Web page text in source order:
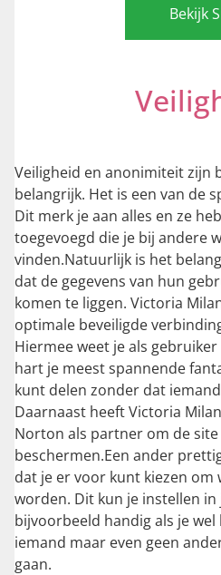
Bekijk
Veiligheid en anonimiteit zijn
belangrijk. Het is een van de
Dit merk je aan alles en ze
toegevoegd die je bij andere
vinden.Natuurlijk is het
dat de gegevens van hun
komen te liggen. Victoria
optimale beveiligde
Hiermee weet je als
hart je meest spannende
kunt delen zonder dat
Daarnaast heeft Victoria
Norton als partner om de
beschermen.Een ander
dat je er voor kunt kiezen om
worden. Dit kun je instellen in
bijvoorbeeld handig als je
iemand maar even geen
gaan.